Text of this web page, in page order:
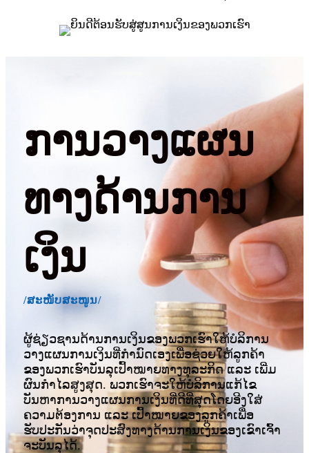
ການວາງແຜນ
ທາງດ້ານການ
ເງິນ
/ສະໜັບສະໜູນ/
ຜູ້ຊ່ຽວຊານດ້ານການເງິນຂອງພວກເຮົາໃຫ້ບໍລິການ
ວາງແຜນການເງິນທີ່ກຳນົດເອງເພື່ອຊ່ວຍໃຫ້ລູກຄ້າ
ຂອງພວກເຮົາບັນລຸເປົ້າໝາຍທາງທຸລະກິດ ແລະ ເພີ່ມ
ຜົນກຳໄລສູງສຸດ. ພວກເຮົາຈະໃຫ້ບໍລິການແກ້ໄຂ
ບັນຫາການວາງແຜນການເງິນທີ່ດີທີ່ສຸດໂດຍອີງໃສ່
ຄວາມຕ້ອງການ ແລະ ເປົ້າໝາຍຂອງລູກຄ້າເພື່ອ
ຮັບປະກັນວ່າຈຸດປະສົງທາງດ້ານການເງິນຂອງເຂົາເຈົ້າ
ຈະບັນລຸໄດ້.